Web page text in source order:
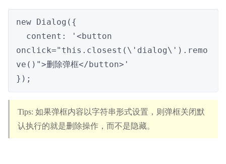
new Dialog({
onclick="this.closest(\'dialog\').remo
ve()">删除弹框</button>'
});
如果弹框内容以字符串形式设置，则弹框关闭默
认执行的就是删除操作，而不是隐藏。